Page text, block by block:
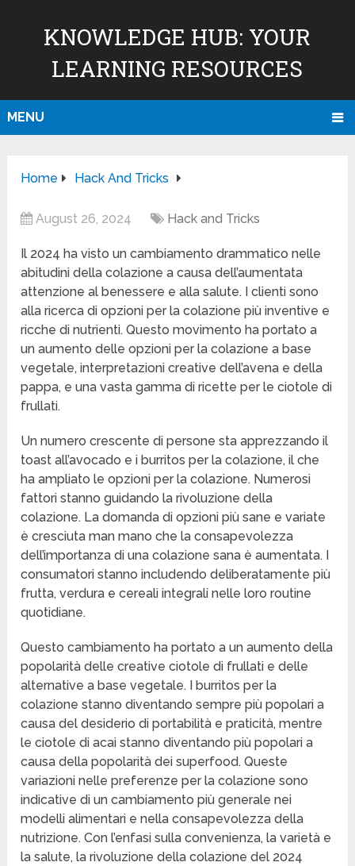
KNOWLEDGE HUB: YOUR
LEARNING RESOURCES
MENU
Home Hack And Tricks
August 26, 2024 Hack and Tricks
Il 2024 ha visto un cambiamento drammatico nelle
abitudini della colazione a causa dell’aumentata
attenzione al benessere e alla salute. I clienti sono
alla ricerca di opzioni per la colazione più inventive e
ricche di nutrienti. Questo movimento ha portato a
un aumento delle opzioni per la colazione a base
vegetale, interpretazioni creative dell’avena e della
pappa, e una vasta gamma di ricette per le ciotole di
frullati.
Un numero crescente di persone sta apprezzando il
toast all’avocado e i burritos per la colazione, il che
ha ampliato le opzioni per la colazione. Numerosi
fattori stanno guidando la rivoluzione della
colazione. La domanda di opzioni più sane e variate
è cresciuta man mano che la consapevolezza
dell’importanza di una colazione sana è aumentata. I
consumatori stanno includendo deliberatamente più
frutta, verdura e cereali integrali nelle loro routine
quotidiane.
Questo cambiamento ha portato a un aumento della
popolarità delle creative ciotole di frullati e delle
alternative a base vegetale. I burritos per la
colazione stanno diventando sempre più popolari a
causa del desiderio di portabilità e praticità, mentre
le ciotole di acai stanno diventando più popolari a
causa della popolarità dei superfood. Queste
variazioni nelle preferenze per la colazione sono
indicative di un cambiamento più generale nei
modelli alimentari e nella consapevolezza della
nutrizione. Con l’enfasi sulla convenienza, la varietà e
la salute, la rivoluzione della colazione del 2024